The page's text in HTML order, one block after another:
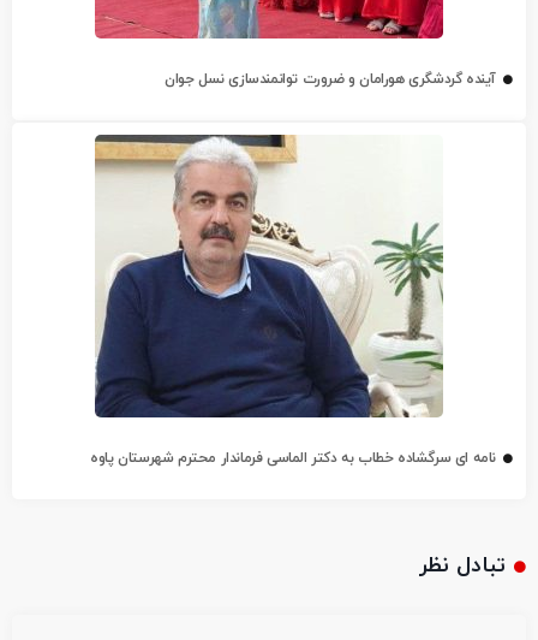
آینده گردشگری هورامان و ضرورت توانمندسازی نسل جوان
نامه ای سرگشاده خطاب به دکتر الماسی فرماندار محترم شهرستان پاوه
تبادل نظر